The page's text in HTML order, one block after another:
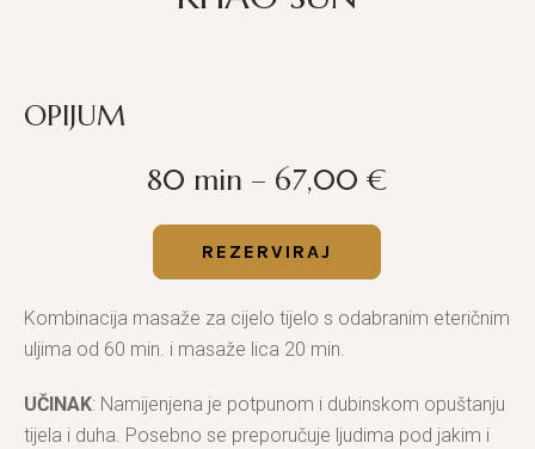
OPIJUM
80 min – 67,00 €
REZERVIRAJ
Kombinacija masaže za cijelo tijelo s odabranim eteričnim
uljima od 60 min. i masaže lica 20 min.
UČINAK: Namijenjena je potpunom i dubinskom opuštanju
tijela i duha. Posebno se preporučuje ljudima pod jakim i